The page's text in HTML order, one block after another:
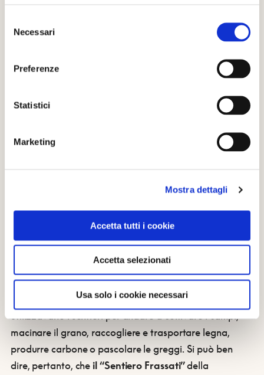
delNecessari
Preferenze
Statistici
Marketing
Mostra dettagli
Accetta tutti i cookie
Accetta selezionati
Usa solo i cookie necessari
, alla portata di tutti, che giunge sino
al Monte Arioso, dove vi sono gli impianti di scii alpino
e luogo in cui, in inverno, si può praticare
magnificamente lo sci di fondo.
Il percorso è stato individuato tenendo conto della
memoria storica degli abitanti del paese
utilizzavano i sentieri per andare a coltivare i campi,
macinare il grano, raccogliere e trasportare legna,
produrre carbone o pascolare le greggi. Si può ben
dire, pertanto, che il “Sentiero Frassati”della